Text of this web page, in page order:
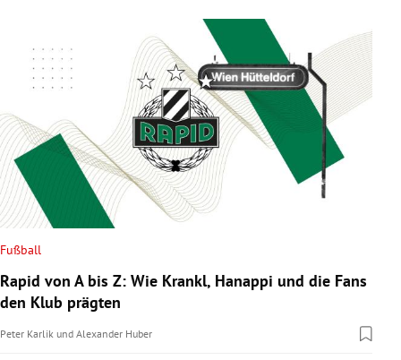
Fußball
Rapid von A bis Z: Wie Krankl, Hanappi und die Fans
den Klub prägten
Peter Karlik und Alexander Huber